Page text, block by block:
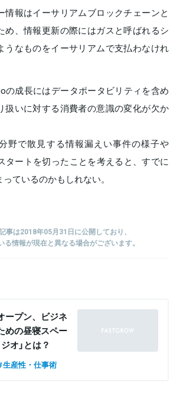
情報はイーサリアムブロックチェーンと
め、情報更新の際にはガスと呼ばれるシ
うなものをイーサリアムで支払わなけれ
の成長にはデータポータビリティを含め
扱いに対する消費者の意識の変化が欠か
野で散見する情報漏えい事件の様子や
タートを切ったことを考えると、すでに
ているのかもしれない。
事は2018年05月31日に公開しており、
る情報が現在と異なる場合がございます。
ープン、ビジネ
めの昼寝スペー
オ」とは？
生産性・仕事術